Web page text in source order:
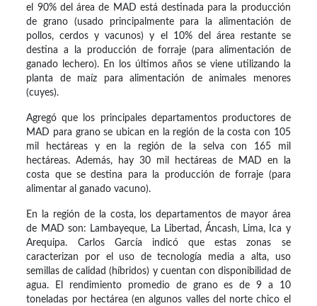
el 90% del área de MAD está destinada para la producción
de grano (usado principalmente para la alimentación de
pollos, cerdos y vacunos) y el 10% del área restante se
destina a la producción de forraje (para alimentación de
ganado lechero). En los últimos años se viene utilizando la
planta de maíz para alimentación de animales menores
(cuyes).
Agregó que los principales departamentos productores de
MAD para grano se ubican en la región de la costa con 105
mil hectáreas y en la región de la selva con 165 mil
hectáreas. Además, hay 30 mil hectáreas de MAD en la
costa que se destina para la producción de forraje (para
alimentar al ganado vacuno).
En la región de la costa, los departamentos de mayor área
de MAD son: Lambayeque, La Libertad, Áncash, Lima, Ica y
Arequipa. Carlos García indicó que estas zonas se
caracterizan por el uso de tecnología media a alta, uso
semillas de calidad (híbridos) y cuentan con disponibilidad de
agua. El rendimiento promedio de grano es de 9 a 10
toneladas por hectárea (en algunos valles del norte chico el